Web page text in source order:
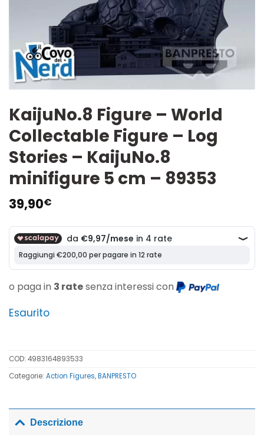
KaijuNo.8 Figure – World
Collectable Figure – Log
Stories – KaijuNo.8
minifigure 5 cm – 89353
39,90€
o paga in 3 ratesenza interessi con
Esaurito
COD: 4983164893533
Categorie: Action Figures,BANPRESTO
Descrizione